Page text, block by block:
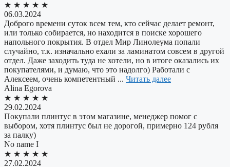
★ ★ ★ ★ ★
06.03.2024
Доброго времени суток всем тем, кто сейчас делает ремонт,
или только собирается, но находится в поиске хорошего
напольного покрытия. В отдел Мир Линолеума попали
случайно, т.к. изначально ехали за ламинатом совсем в другой
отдел. Даже заходить туда не хотели, но в итоге оказались их
покупателями, и думаю, что это надолго) Работали с
Алексеем, очень компетентный ... Читать далее
Alina Egorova
★ ★ ★ ★ ★
29.02.2024
Покупали плинтус в этом магазине, менеджер помог с
выбором, хотя плинтус был не дорогой, примерно 124 рубля
за палку)
No name I
★ ★ ★ ★ ★
27.02.2024